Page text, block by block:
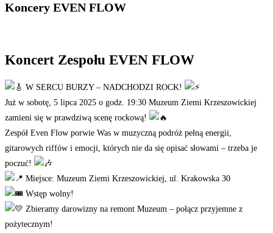
Koncery EVEN FLOW
Koncert Zespołu EVEN FLOW
W SERCU BURZY – NADCHODZI ROCK!
Już w sobotę, 5 lipca 2025 o godz. 19:30 Muzeum Ziemi Krzeszowickiej
zamieni się w prawdziwą scenę rockową!
Zespół Even Flow porwie Was w muzyczną podróż pełną energii,
gitarowych riffów i emocji, których nie da się opisać słowami – trzeba je
poczuć!
Miejsce: Muzeum Ziemi Krzeszowickiej, ul. Krakowska 30
Wstęp wolny!
Zbieramy darowizny na remont Muzeum – połącz przyjemne z
pożytecznym!